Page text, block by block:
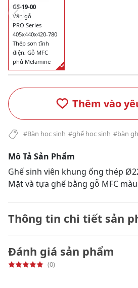
GS-19-00
Vân gỗ
PRO Series
405x440x420-780
Thép sơn tĩnh
điện, Gỗ MFC
phủ Melamine
Thêm vào
#Bàn học sinh #ghế học sinh #bàn
Mô Tả Sản Phẩm
Ghế sinh viên khung ống thép
Mặt và tựa ghế bằng gỗ MFC
Thông tin chi tiết sản
Đánh giá sản phẩm
(0)